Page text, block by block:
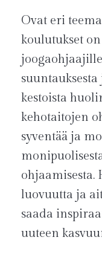
Ovat eri
koulutukset
kestoista
kehotaitojen
syventää ja
ohjaamisesta.
luovuutta ja
saada
uuteen